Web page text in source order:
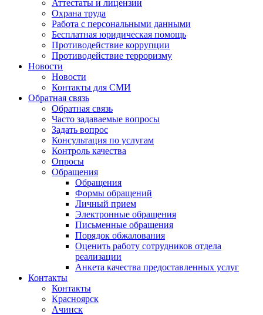
Аттестаты и лицензии
Охрана труда
Работа с персональными данными
Бесплатная юридическая помощь
Противодействие коррупции
Противодействие терроризму
Новости
Новости
Контакты для СМИ
Обратная связь
Обратная связь
Часто задаваемые вопросы
Задать вопрос
Консультация по услугам
Контроль качества
Опросы
Обращения
Обращения
Формы обращений
Личный прием
Электронные обращения
Письменные обращения
Порядок обжалования
Оценить работу сотрудников отдела
реализации
Анкета качества предоставленных услуг
Контакты
Контакты
Красноярск
Ачинск